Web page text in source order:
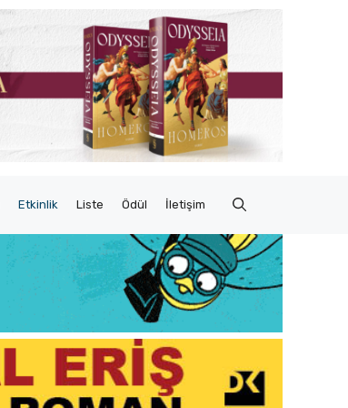
Etkinlik Liste Ödül İletişim